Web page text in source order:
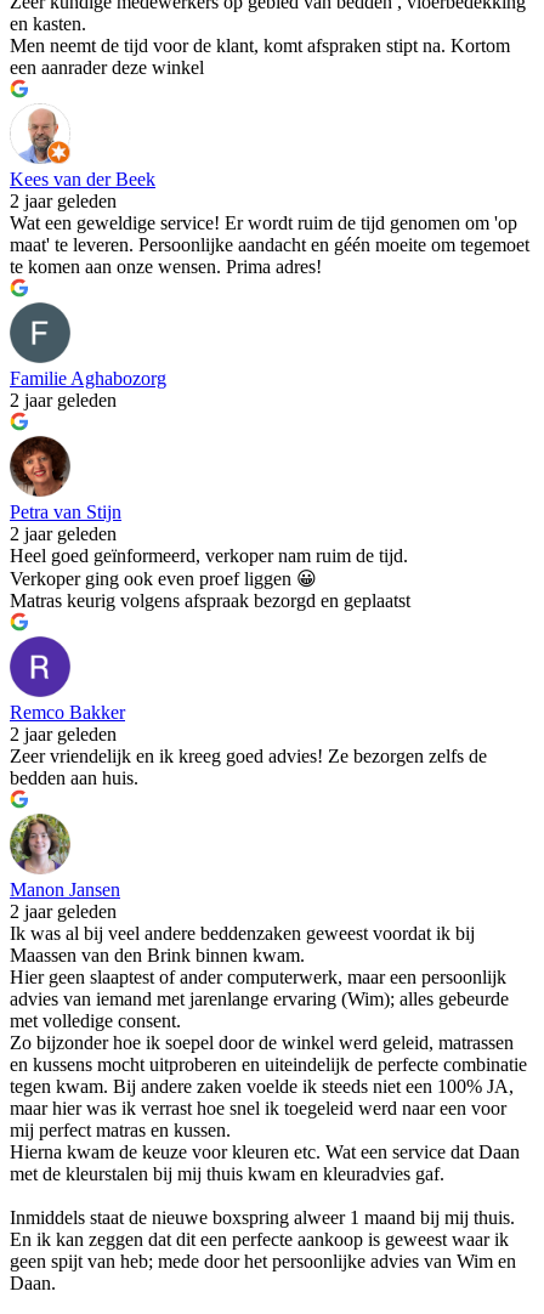
en kasten.
Men neemt de tijd voor de klant, komt afspraken stipt na. Kortom
een aanrader deze winkel
Kees van der Beek
2 jaar geleden
Wat een geweldige service! Er wordt ruim de tijd genomen om 'op
maat' te leveren. Persoonlijke aandacht en géén moeite om tegemoet
te komen aan onze wensen. Prima adres!
Familie Aghabozorg
2 jaar geleden
Petra van Stijn
2 jaar geleden
Heel goed geïnformeerd, verkoper nam ruim de tijd.
Verkoper ging ook even proef liggen 😀
Matras keurig volgens afspraak bezorgd en geplaatst
Remco Bakker
2 jaar geleden
Zeer vriendelijk en ik kreeg goed advies! Ze bezorgen zelfs de
bedden aan huis.
Manon Jansen
2 jaar geleden
Ik was al bij veel andere beddenzaken geweest voordat ik bij
Maassen van den Brink binnen kwam.
Hier geen slaaptest of ander computerwerk, maar een persoonlijk
advies van iemand met jarenlange ervaring (Wim); alles gebeurde
met volledige consent.
Zo bijzonder hoe ik soepel door de winkel werd geleid, matrassen
en kussens mocht uitproberen en uiteindelijk de perfecte combinatie
tegen kwam. Bij andere zaken voelde ik steeds niet een 100% JA,
maar hier was ik verrast hoe snel ik toegeleid werd naar een voor
mij perfect matras en kussen.
Hierna kwam de keuze voor kleuren etc. Wat een service dat Daan
met de kleurstalen bij mij thuis kwam en kleuradvies gaf.
Inmiddels staat de nieuwe boxspring alweer 1 maand bij mij thuis.
En ik kan zeggen dat dit een perfecte aankoop is geweest waar ik
geen spijt van heb; mede door het persoonlijke advies van Wim en
Daan.